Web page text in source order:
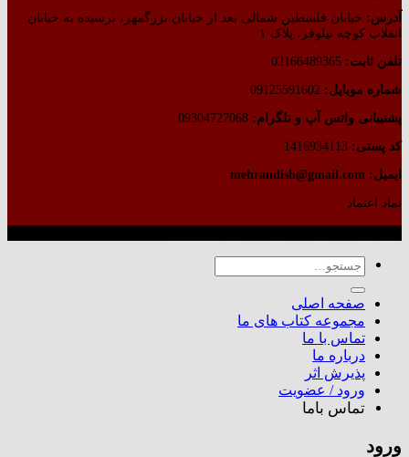
آدرس: خیابان فلسطین شمالی بعد از خیابان بزرگمهر، نرسیده به خیابان
انقلاب کوچه نیلوفر، پلاک ۱
تلفن ثابت:
شماره موبایل:
پشتیبانی واتس آپ و تلگرام:
کد پستی:
ایمیل: mehrandish@gmail.com
نماد اعتماد
جستجو
برای:
صفحه اصلی
مجموعه کتاب های ما
تماس با ما
درباره ما
پذیرش اثر
ورود / عضویت
تماس باما
ورود